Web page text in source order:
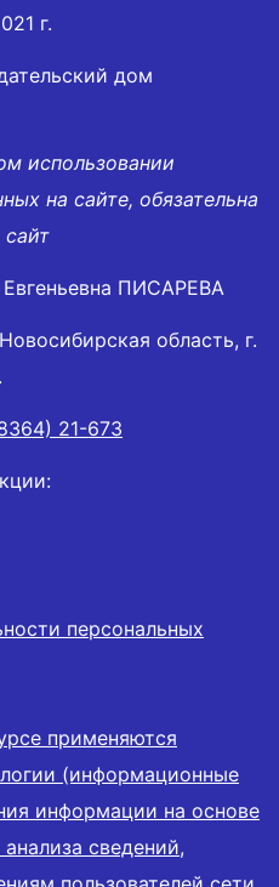
г.
дом
использовании
на сайте, обязательна
сайт
ПИСАРЕВА
область, г.
21-673
персональных
применяются
(информационные
информации на основе
сведений,